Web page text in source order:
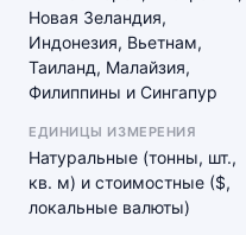
Новая Зеландия,
Индонезия, Вьетнам,
Таиланд, Малайзия,
Филиппины и Сингапур
ЕДИНИЦЫ ИЗМЕРЕНИЯ
Натуральные (тонны, шт.,
кв. м) и стоимостные ($,
локальные валюты)